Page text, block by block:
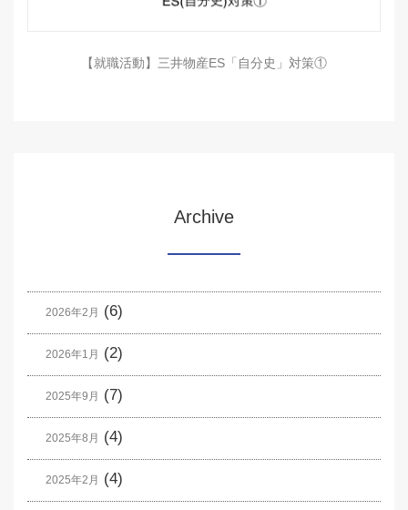
【就職活動】三井物産ES「自分史」対策①
Archive
2026年2月 (6)
2026年1月 (2)
2025年9月 (7)
2025年8月 (4)
2025年2月 (4)